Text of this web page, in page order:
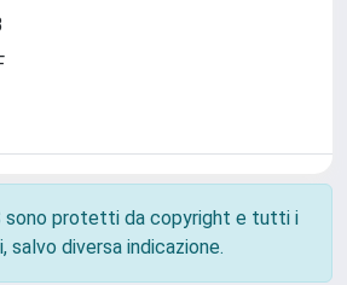
sono protetti da copyright e tutti i
salvo diversa indicazione.